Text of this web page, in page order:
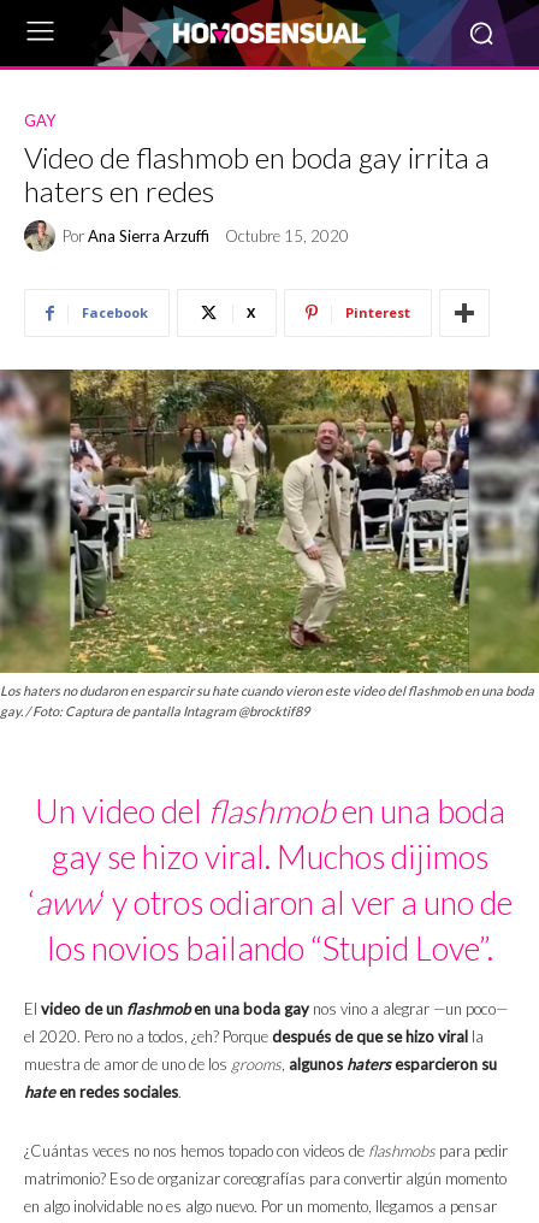
GAY
Video de flashmob en boda gay irrita a
haters en redes
PorAna Sierra Arzuffi Octubre 15, 2020
Facebook X Pinterest
Los haters no dudaron en esparcir su hate cuando vieron este video del flashmob en una boda
gay. / Foto: Captura de pantalla Intagram @brocktif89
Un video del flashmoben una boda
gay se hizo viral. Muchos dijimos
‘aww‘ y otros odiaron al ver a uno de
los novios bailando “Stupid Love”.
El video de un flashmoben una boda gay nos vino a alegrar —un poco—
el 2020. Pero no a todos, ¿eh? Porquedespués de que se hizo viral la
muestra de amor de uno de los grooms, algunos hatersesparcieron su
hateen redes sociales.
¿Cuántas veces no nos hemos topado con videos de flashmobs para pedir
matrimonio? Eso de organizar coreografías para convertir algún momento
en algo inolvidable no es algo nuevo. Por un momento, llegamos a pensar